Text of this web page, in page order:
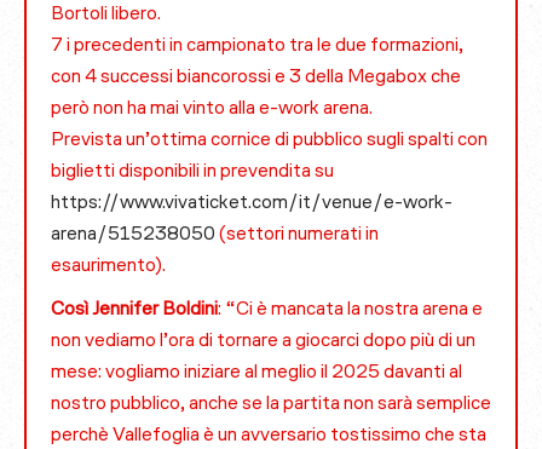
Bortoli libero.
7 i precedenti in campionato tra le due formazioni,
con 4 successi biancorossi e 3 della Megabox che
però non ha mai vinto alla e-work arena.
Prevista un’ottima cornice di pubblico sugli spalti con
biglietti disponibili in prevendita su
https://www.vivaticket.com/it/venue/e-work-
arena/515238050 (settori numerati in
esaurimento).
Così Jennifer Boldini: “Ci è mancata la nostra arena e
non vediamo l’ora di tornare a giocarci dopo più di un
mese: vogliamo iniziare al meglio il 2025 davanti al
nostro pubblico, anche se la partita non sarà semplice
perchè Vallefoglia è un avversario tostissimo che sta